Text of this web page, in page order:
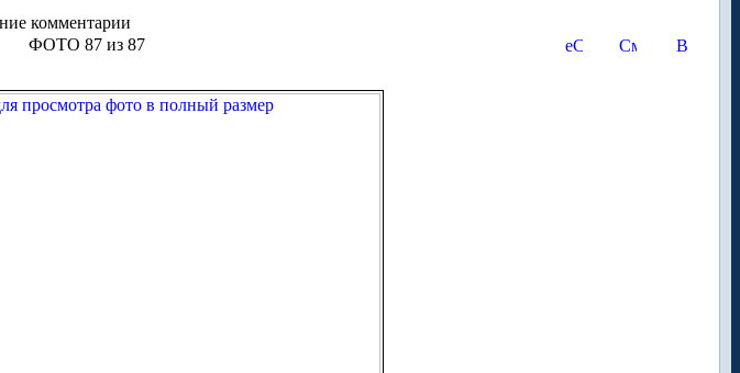
комментарии
ФОТО 87 из 87